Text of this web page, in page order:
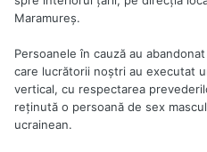
Maramureş.
Persoanele în cauză au
care lucrătorii noştri au executat
vertical, cu respectarea
reţinută o persoană de sex
ucrainean.